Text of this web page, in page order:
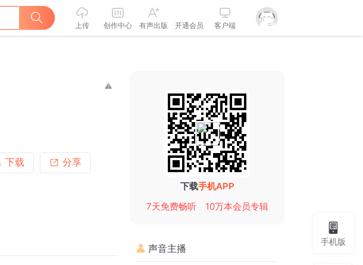
上传 创作中心 有声出版 开通会员 客户端
下载 分享
下载手机APP
7天免费畅听
10万本会员专辑
声音主播
手机版